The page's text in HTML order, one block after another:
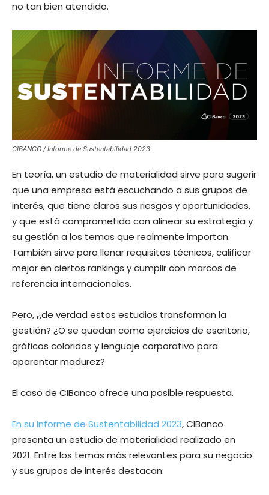
no tan bien atendido.
CIBANCO / Informe de Sustentabilidad 2023
En teoría, un estudio de materialidad sirve para sugerir
que una empresa está escuchando a sus grupos de
interés, que tiene claros sus riesgos y oportunidades,
y que está comprometida con alinear su estrategia y
su gestión a los temas que realmente importan.
También sirve para llenar requisitos técnicos, calificar
mejor en ciertos rankings y cumplir con marcos de
referencia internacionales.
Pero, ¿de verdad estos estudios transforman la
gestión? ¿O se quedan como ejercicios de escritorio,
gráficos coloridos y lenguaje corporativo para
aparentar madurez?
El caso de CIBanco ofrece una posible respuesta.
En su Informe de Sustentabilidad 2023, CIBanco
presenta un estudio de materialidad realizado en
2021. Entre los temas más relevantes para su negocio
y sus grupos de interés destacan: